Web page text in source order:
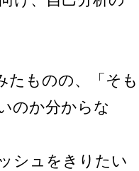
たものの、「そも
のか分からな
シュをきりたい